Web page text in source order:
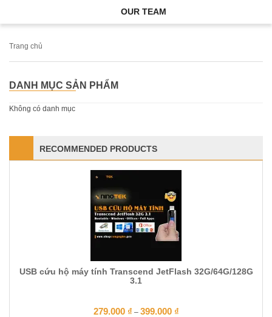
OUR TEAM
Trang chủ
DANH MỤC SẢN PHẨM
Không có danh mục
RECOMMENDED PRODUCTS
USB cứu hộ máy tính Transcend JetFlash 32G/64G/128G
3.1
279.000 ₫ – 399.000 ₫